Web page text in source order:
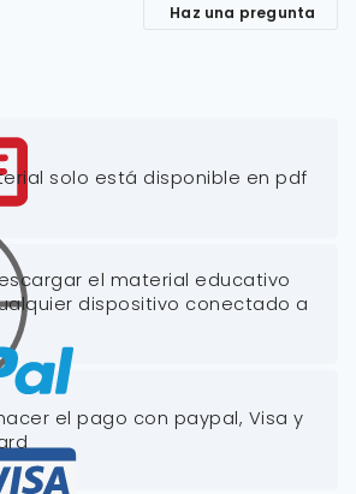
Haz una pregunta
solo está disponible en pdf
el material educativo
dispositivo conectado a
el pago con paypal, Visa y